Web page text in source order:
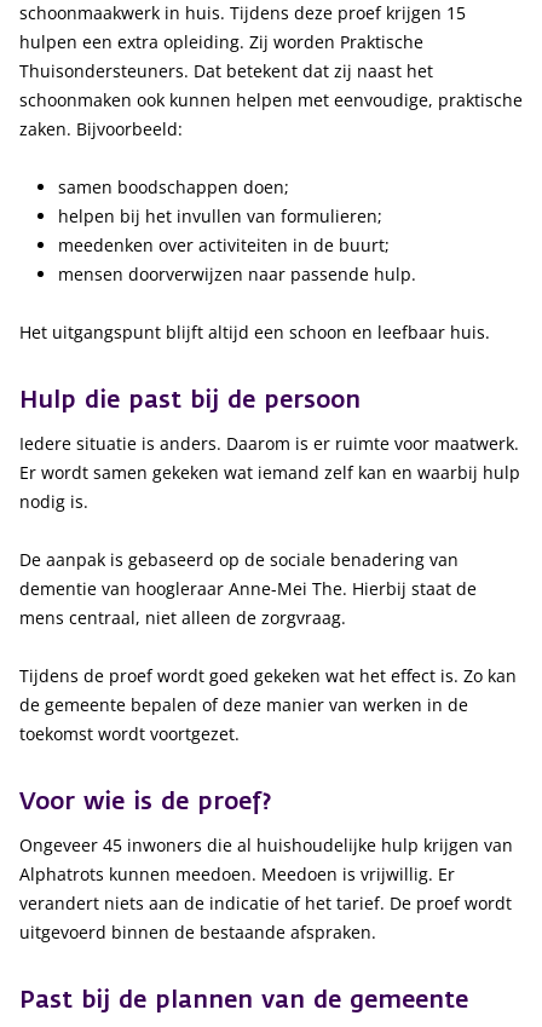
schoonmaakwerk in huis. Tijdens deze proef krijgen 15
hulpen een extra opleiding. Zij worden Praktische
Thuisondersteuners. Dat betekent dat zij naast het
schoonmaken ook kunnen helpen met eenvoudige, praktische
zaken. Bijvoorbeeld:
samen boodschappen doen;
helpen bij het invullen van formulieren;
meedenken over activiteiten in de buurt;
mensen doorverwijzen naar passende hulp.
Het uitgangspunt blijft altijd een schoon en leefbaar huis.
Hulp die past bij de persoon
Iedere situatie is anders. Daarom is er ruimte voor maatwerk.
Er wordt samen gekeken wat iemand zelf kan en waarbij hulp
nodig is.
De aanpak is gebaseerd op de sociale benadering van
dementie van hoogleraar Anne-Mei The. Hierbij staat de
mens centraal, niet alleen de zorgvraag.
Tijdens de proef wordt goed gekeken wat het effect is. Zo kan
de gemeente bepalen of deze manier van werken in de
toekomst wordt voortgezet.
Voor wie is de proef?
Ongeveer 45 inwoners die al huishoudelijke hulp krijgen van
Alphatrots kunnen meedoen. Meedoen is vrijwillig. Er
verandert niets aan de indicatie of het tarief. De proef wordt
uitgevoerd binnen de bestaande afspraken.
Past bij de plannen van de gemeente